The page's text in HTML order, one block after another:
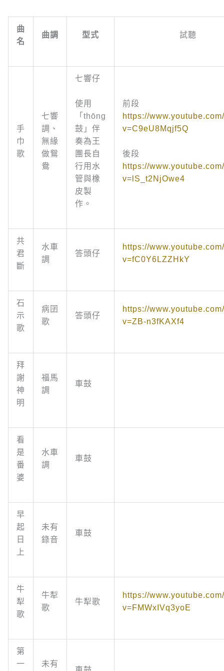
曲
名
曲調 型式 試聽
手
巾
歌
七響
調、
無緣
做鴛
鴦
七響仔
使用
「thōng
鼓」伴
奏為王
團長自
行用水
管與橡
皮製
作。
前段
https://
v=C9eU8Mqjf5Q
後段
https://
v=lS_t2NjOwe4
共
君
斷
水車
調
答頭仔
https://
v=fC0Y6LZZHkY
石
示
歌
病囝
歌
答頭仔
https://
v=ZB-n3fKAXf4
拜
謝
神
明
福馬
調
車鼓
看
是
番
婆
水車
調
車鼓
早
起
日
上
未有
錄音
車鼓
牛
犁
歌
牛犁
歌
牛犁歌
https://
v=FMWxIVq3yoE
第
一
未有